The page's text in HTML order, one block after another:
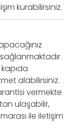
kurabilirsiniz.
alabilirsiniz.
vermekte
ulaşabilir,
ile iletişim